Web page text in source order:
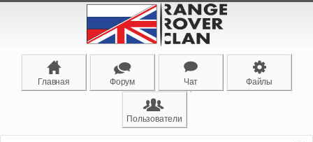
Главная Форум Чат Файлы
Пользователи